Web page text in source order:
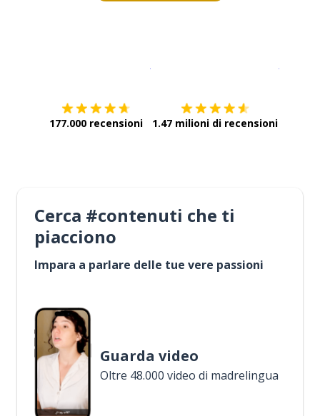
177.000 recensioni 1.47 milioni di recensioni
Cerca #contenuti che ti
piacciono
Impara a parlare delle tue vere passioni
Guarda video
Oltre 48.000 video di madrelingua